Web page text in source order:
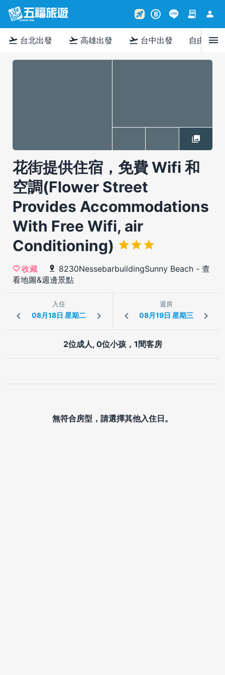
rocket_launch B contract person
flight_takeoff 台北出發 flight_takeoff 高雄出發 flight_takeoff 台中出發 自由行menu
花街提供住宿，免費 Wifi 和
空調(Flower Street
Provides Accommodations
With Free Wifi, air
Conditioning)
收藏 8230NessebarbuildingSunny Beach - 查
看地圖&週邊景點
入住 退房
2位成人, 0位小孩，1間客房
無符合房型，請選擇其他入住日。